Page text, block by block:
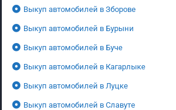
Выкуп автомобилей в Зборове
Выкуп автомобилей в Бурыни
Выкуп автомобилей в Буче
Выкуп автомобилей в Кагарлыке
Выкуп автомобилей в Луцке
Выкуп автомобилей в Славуте